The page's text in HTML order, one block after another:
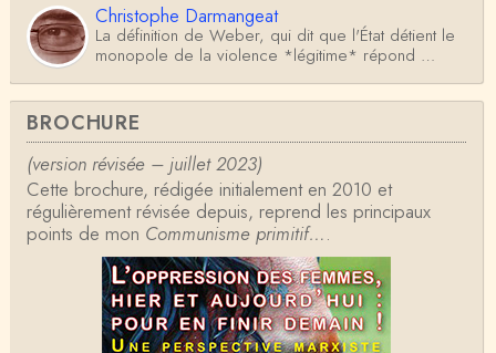
Christophe Darmangeat
La définition de Weber, qui dit que l'État détient le
monopole de la violence *légitime* répond …
Anonymous
Formidable et complexe sujet ; l'ancien professeur
d'histoire que je suis, Alsacien de surcr…
Tangui Przybylowski
Concernant Fustel de Coulanges, j'ai le souvenir
d'avoir lu, il y a près de 10 ans, un autre…
Jean-Paul Demoule
L'Etat ayant donc le monopole de la violence légiti
me, comment interpréter la situation états-un…
BROCHURE
(version révisée – juillet 2023)
Cette brochure, rédigée initialement en 2010 et
régulièrement révisée depuis, reprend les principaux
points de mon Communisme primitif….